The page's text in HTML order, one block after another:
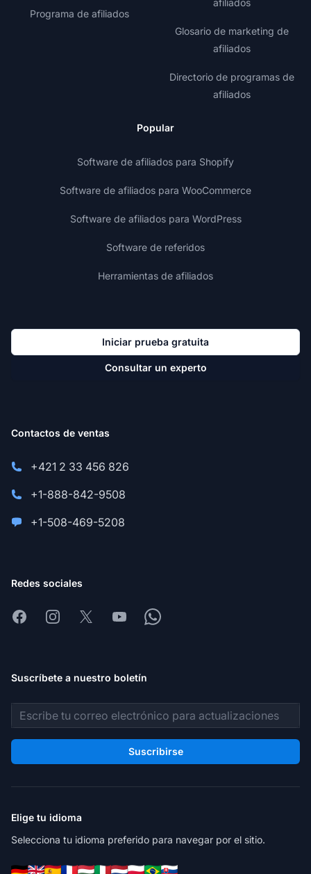
Programa de afiliados
afiliados
Glosario de marketing de
afiliados
Directorio de programas de
afiliados
Popular
Software de afiliados para Shopify
Software de afiliados para WooCommerce
Software de afiliados para WordPress
Software de referidos
Herramientas de afiliados
Iniciar prueba gratuita
Consultar un experto
Contactos de ventas
+421 2 33 456 826
+1-888-842-9508
+1-508-469-5208
Redes sociales
FacebookInstagram
X YoutubeWhatsapp
Suscríbete a nuestro boletín
Dirección de correo electrónico
Suscribirse
Elige tu idioma
Selecciona tu idioma preferido para navegar por el sitio.